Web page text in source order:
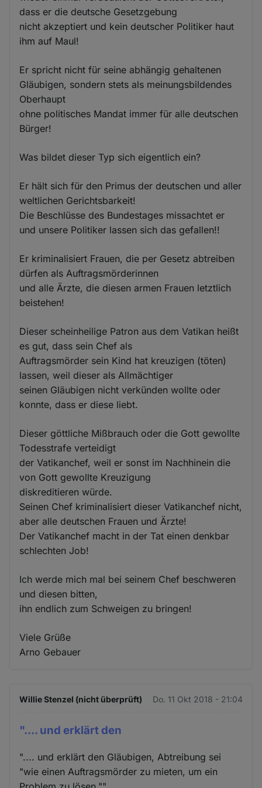
dass er die deutsche Gesetzgebung
nicht akzeptiert und kein deutscher Politiker haut
ihm auf Maul!
Er spricht nicht für seine abhängig gehaltenen
Gläubigen, sondern stets als meinungsbildendes
Oberhaupt
ohne politisches Mandat immer für alle deutschen
Bürger!
Was bildet dieser Typ sich eigentlich ein?
Er hält sich für den Primus der deutschen und aller
weltlichen Gerichtsbarkeit!
Die Beschlüsse des Bundestages missachtet er
und unsere Politiker lassen sich das gefallen!!
Er kriminalisiert Frauen, die per Gesetz abtreiben
dürfen als Auftragsmörderinnen
und alle Ärzte, die diesen armen Frauen letztlich
beistehen!
Dieser scheinheilige Patron aus dem Vatikan heißt
es gut, dass sein Chef als
Auftragsmörder sein Kind hat kreuzigen (töten)
lassen, weil dieser als Allmächtiger
seinen Gläubigen nicht verkünden wollte oder
konnte, dass er diese liebt.
Dieser göttliche Mißbrauch oder die Gott gewollte
Todesstrafe verteidigt
der Vatikanchef, weil er sonst im Nachhinein die
von Gott gewollte Kreuzigung
diskreditieren würde.
Seinen Chef kriminalisiert dieser Vatikanchef nicht,
aber alle deutschen Frauen und Ärzte!
Der Vatikanchef macht in der Tat einen denkbar
schlechten Job!
Ich werde mich mal bei seinem Chef beschweren
und diesen bitten,
ihn endlich zum Schweigen zu bringen!
Viele Grüße
Arno Gebauer
Willie Stenzel (nicht überprüft) Do. 11 Okt 2018 - 21:04
".... und erklärt den
".... und erklärt den Gläubigen, Abtreibung sei
"wie einen Auftragsmörder zu mieten, um ein